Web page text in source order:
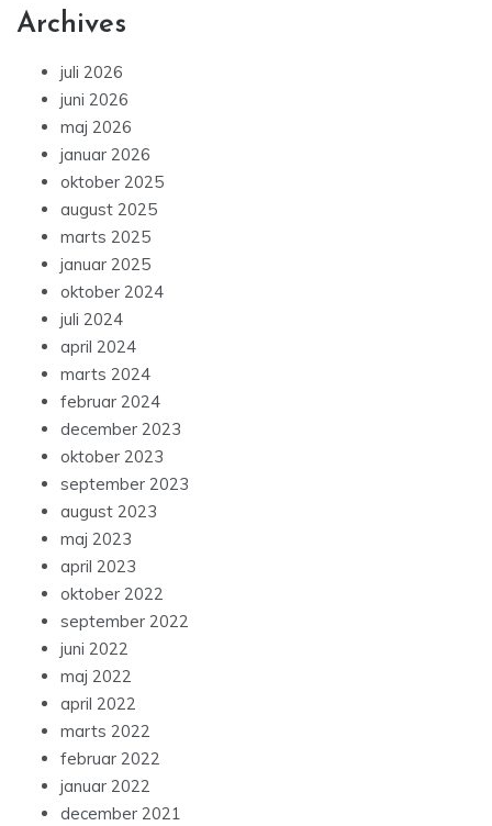
Archives
juli 2026
juni 2026
maj 2026
januar 2026
oktober 2025
august 2025
marts 2025
januar 2025
oktober 2024
juli 2024
april 2024
marts 2024
februar 2024
december 2023
oktober 2023
september 2023
august 2023
maj 2023
april 2023
oktober 2022
september 2022
juni 2022
maj 2022
april 2022
marts 2022
februar 2022
januar 2022
december 2021